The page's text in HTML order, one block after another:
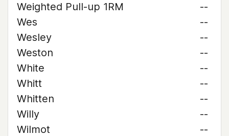
Weighted Pull-up 1RM
--
Wes
--
Wesley
--
Weston
--
White
--
Whitt
--
Whitten
--
Willy
--
Wilmot
--